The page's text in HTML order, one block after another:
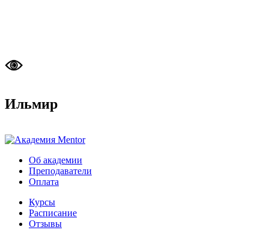
Ильмир
Об академии
Преподаватели
Оплата
Курсы
Расписание
Отзывы